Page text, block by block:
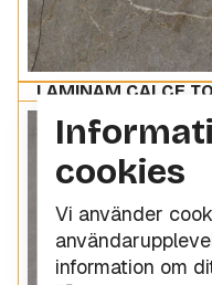
LAMINAM CALCE
cookies
Vi använder
information om